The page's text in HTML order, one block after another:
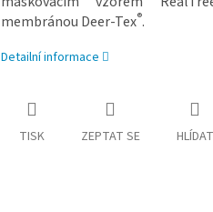
membránou Deer-Tex®.
Detailní informace
TISK ZEPTAT SE HLÍDAT